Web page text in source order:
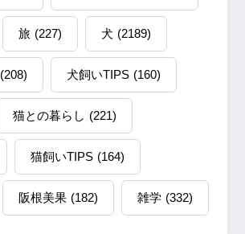
旅 (227) 犬 (2189)
(208) 犬飼いTIPS (160)
猫との暮らし (221)
猫飼いTIPS (164)
阪根美果 (182) 雑学 (332)